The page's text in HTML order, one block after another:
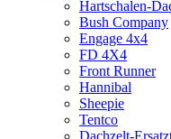
Hartschalen-
Bush Company
Engage 4x4
FD 4X4
Front Runner
Hannibal
Sheepie
Tentco
Dachzelt-